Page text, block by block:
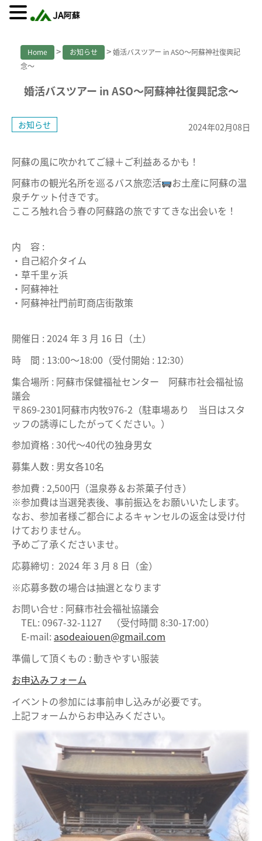
Home > お知らせ >婚活バスツアー in ASO～阿蘇神社復興記
念～
婚活バスツアー in ASO～阿蘇神社復興記念～
お知らせ 2024年02月08日
阿蘇の風に吹かれてご縁＋ご利益あるかも！
阿蘇市の観光名所を巡るバス旅恋活
お土産に阿蘇の温
泉チケット付きです。
こころ触れ合う春の阿蘇路の旅ですてきな出会いを！
内 容 :
・自己紹介タイム
・草千里ヶ浜
・阿蘇神社
・阿蘇神社門前町商店街散策
開催日 : 2024 年 3 月 16 日（土）
時 間 : 13:00〜18:00（受付開始 : 12:30）
集合場所 : 阿蘇市保健福祉センター 阿蘇市社会福祉協
議会
〒869-2301阿蘇市内牧976-2（駐車場あり 当日はスタ
ッフの誘導にしたがってください。）
参加資格 : 30代〜40代の独身男女
募集人数 : 男女各10名
参加費 : 2,500円（温泉券＆お茶菓子付き）
※参加費は当選発表後、事前振込をお願いいたします。
なお、参加者様ご都合によるキャンセルの返金は受け付
けておりません。
予めご了承くださいませ。
応募締切 : 2024 年 3 月 8 日（金）
※応募多数の場合は抽選となります
お問い合せ : 阿蘇市社会福祉協議会
TEL: 0967-32-1127 （受付時間 8:30-17:00）
E-mail: asodeaiouen@gmail.com
準備して頂くもの : 動きやすい服装
お申込みフォーム
イベントの参加には事前申し込みが必要です。
上記フォームからお申込みください。